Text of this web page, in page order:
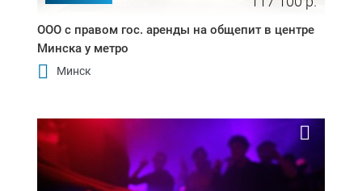
ООО с правом гос. аренды на общепит в центре
Минска у метро
Минск